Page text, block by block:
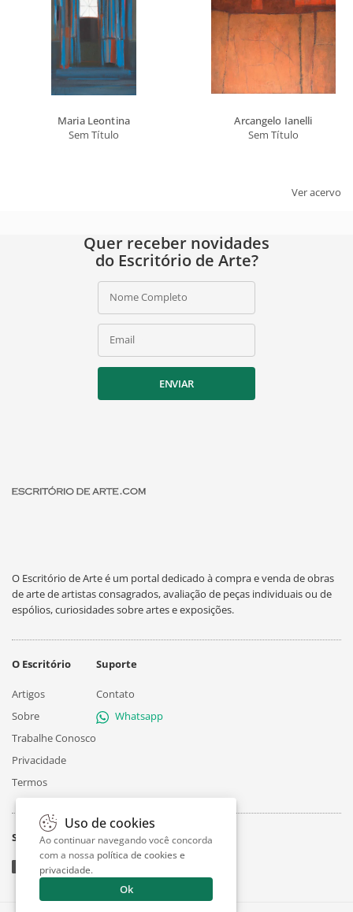
Maria Leontina
Sem Título
Arcangelo Ianelli
Sem Título
Ver acervo
Quer receber novidades
do Escritório de Arte?
Nome Completo
Email
ENVIAR
O Escritório de Arte é um portal dedicado à compra e venda de obras
de arte de artistas consagrados, avaliação de peças individuais ou de
espólios, curiosidades sobre artes e exposições.
O Escritório
Artigos
Sobre
Trabalhe Conosco
Privacidade
Termos
Suporte
Contato
Whatsapp
Siga
Uso de cookies
Ao continuar navegando você concorda
com a nossa política de cookies e
privacidade.
Ok